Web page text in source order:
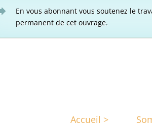
En vous abonnant vous soutenez le
permanent de cet ouvrage.
Accueil >